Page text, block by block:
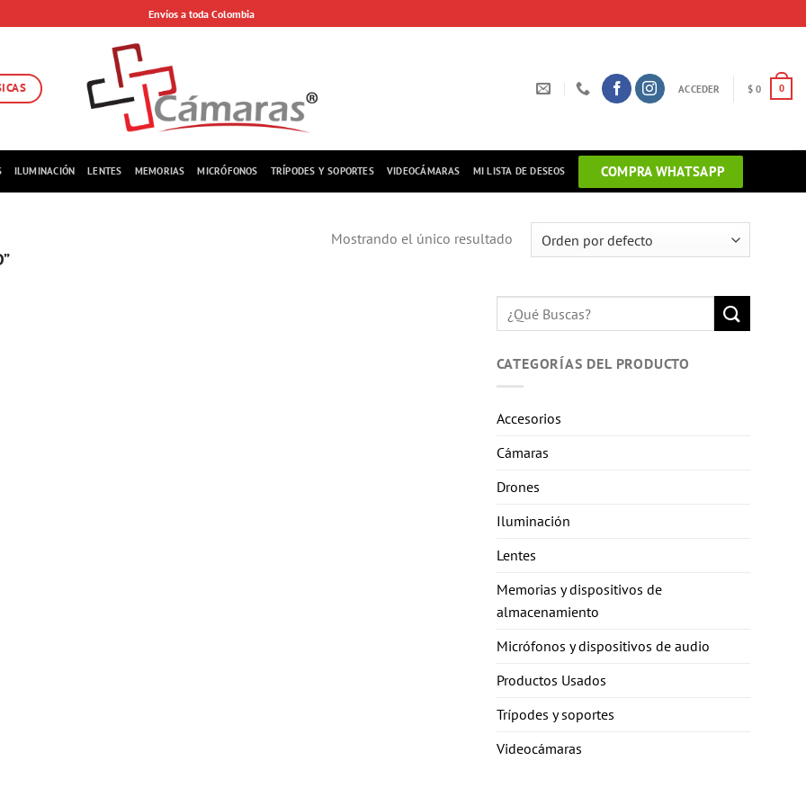
Envíos a toda Colombia
ACCEDER $0 0
ILUMINACIÓN LENTES MEMORIAS MICRÓFONOS TRÍPODES Y SOPORTES VIDEOCÁMARAS MI LISTA DE DESEOS COMPRA WHATSAPP
Mostrando el único resultado
Buscar
por:
CATEGORÍAS DEL PRODUCTO
Accesorios
Cámaras
Drones
Iluminación
Lentes
Memorias y dispositivos de
almacenamiento
Micrófonos y dispositivos de audio
Productos Usados
Trípodes y soportes
Videocámaras